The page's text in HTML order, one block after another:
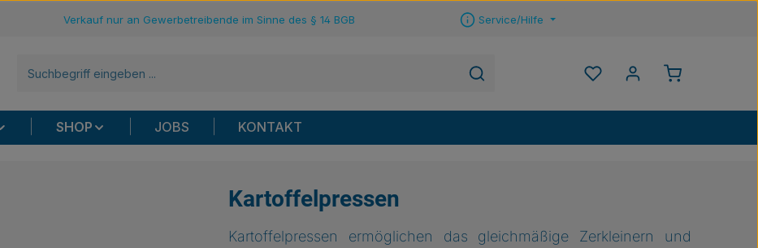
Verkauf nur an Gewerbetreibende im Sinne des § 14 BGB Service/Hilfe
Du hast 0 Produkte auf
SHOP JOBS KONTAKT
Kartoffelpressen
Kartoffelpressen ermöglichen das gleichmäßige Zerkleinern und